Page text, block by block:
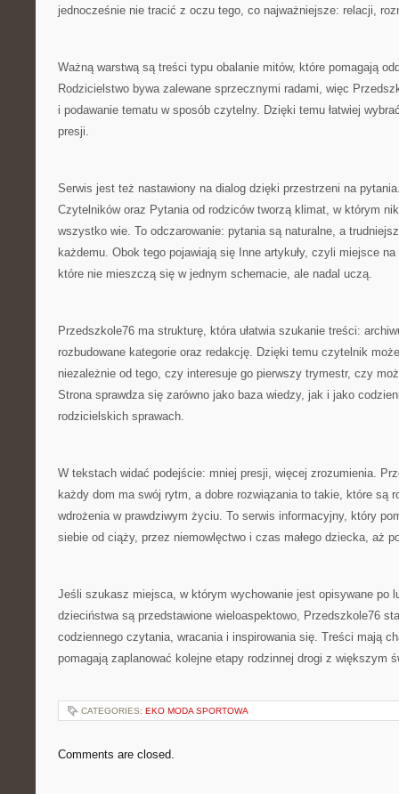
jednocześnie nie tracić z oczu tego, co najważniejsze: relacji,
Ważną warstwą są treści typu obalanie mitów, które pomagają
Rodzicielstwo bywa zalewane sprzecznymi radami, więc
i podawanie tematu w sposób czytelny. Dzięki temu łatwiej
presji.
Serwis jest też nastawiony na dialog dzięki przestrzeni na
Czytelników oraz Pytania od rodziców tworzą klimat, w którym
wszystko wie. To odczarowanie: pytania są naturalne, a
każdemu. Obok tego pojawiają się Inne artykuły, czyli miejsce
które nie mieszczą się w jednym schemacie, ale nadal uczą.
Przedszkole76 ma strukturę, która ułatwia szukanie treści:
rozbudowane kategorie oraz redakcję. Dzięki temu czytelnik
niezależnie od tego, czy interesuje go pierwszy trymestr, czy
Strona sprawdza się zarówno jako baza wiedzy, jak i jako
rodzicielskich sprawach.
W tekstach widać podejście: mniej presji, więcej zrozumienia.
każdy dom ma swój rytm, a dobre rozwiązania to takie, które są
wdrożenia w prawdziwym życiu. To serwis informacyjny, który
siebie od ciąży, przez niemowlęctwo i czas małego dziecka, aż
Jeśli szukasz miejsca, w którym wychowanie jest opisywane po
dzieciństwa są przedstawione wieloaspektowo, Przedszkole76
codziennego czytania, wracania i inspirowania się. Treści mają
pomagają zaplanować kolejne etapy rodzinnej drogi z większym
CATEGORIES: EKO MODA SPORTOWA
Comments are closed.